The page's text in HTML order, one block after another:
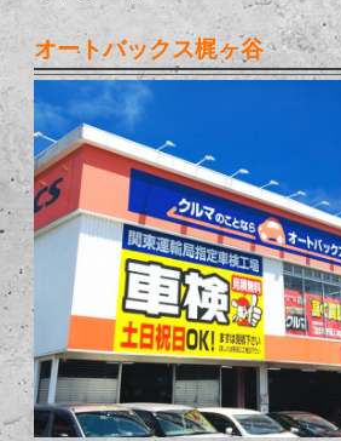
オートバックス梶ヶ谷